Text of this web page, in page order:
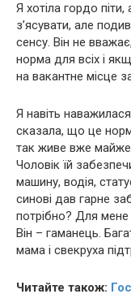
Я хотіла гордо
з’ясувати, але
сенсу. Він не
норма для всіх і
на вакантне місце
Я навіть
сказала, що це
так живе вже майже
Чоловік їй
машину, водія,
синові дав гарне
потрібно? Для мене
Він – гаманець.
мама і свекруха
Читайте також: